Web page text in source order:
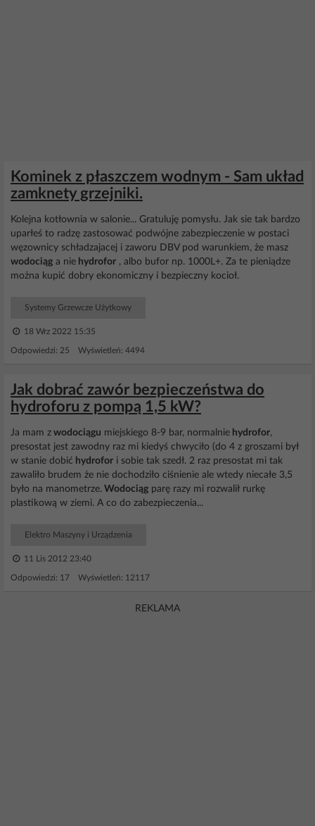
Kominek z płaszczem wodnym - Sam układ
zamknety grzejniki.
Kolejna kotłownia w salonie... Gratuluję pomysłu. Jak sie tak bardzo
uparłeś to radzę zastosować podwójne zabezpieczenie w postaci
węzownicy schładzajacej i zaworu DBV pod warunkiem, że masz
wodociąg a nie hydrofor , albo bufor np. 1000L+. Za te pieniądze
można kupić dobry ekonomiczny i bezpieczny kocioł.
Systemy Grzewcze Użytkowy
18 Wrz 2022 15:35
Odpowiedzi: 25 Wyświetleń: 4494
Jak dobrać zawór bezpieczeństwa do
hydroforu z pompą 1,5 kW?
Ja mam z wodociągu miejskiego 8-9 bar, normalnie hydrofor,
presostat jest zawodny raz mi kiedyś chwyciło (do 4 z groszami był
w stanie dobić hydrofor i sobie tak szedł. 2 raz presostat mi tak
zawaliło brudem że nie dochodziło ciśnienie ale wtedy niecałe 3,5
było na manometrze. Wodociąg parę razy mi rozwalił rurkę
plastikową w ziemi. A co do zabezpieczenia...
Elektro Maszyny i Urządzenia
11 Lis 2012 23:40
Odpowiedzi: 17 Wyświetleń: 12117
REKLAMA